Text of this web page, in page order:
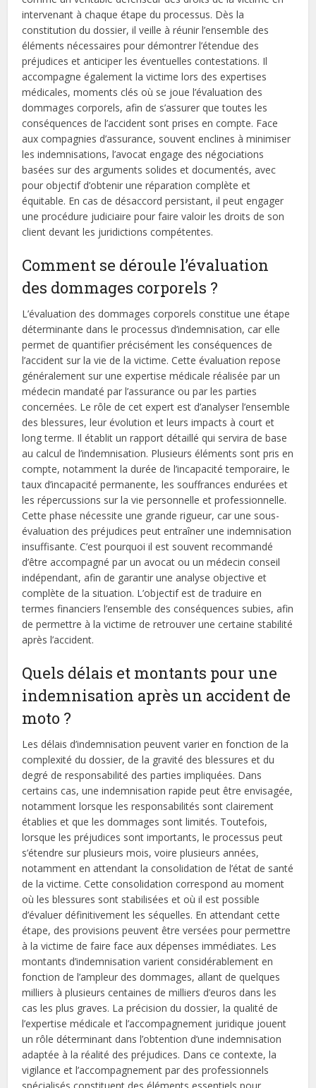
intervenant à chaque étape du processus. Dès la
constitution du dossier, il veille à réunir l’ensemble des
éléments nécessaires pour démontrer l’étendue des
préjudices et anticiper les éventuelles contestations. Il
accompagne également la victime lors des expertises
médicales, moments clés où se joue l’évaluation des
dommages corporels, afin de s’assurer que toutes les
conséquences de l’accident sont prises en compte. Face
aux compagnies d’assurance, souvent enclines à minimiser
les indemnisations, l’avocat engage des négociations
basées sur des arguments solides et documentés, avec
pour objectif d’obtenir une réparation complète et
équitable. En cas de désaccord persistant, il peut engager
une procédure judiciaire pour faire valoir les droits de son
client devant les juridictions compétentes.
Comment se déroule l’évaluation
des dommages corporels ?
L’évaluation des dommages corporels constitue une étape
déterminante dans le processus d’indemnisation, car elle
permet de quantifier précisément les conséquences de
l’accident sur la vie de la victime. Cette évaluation repose
généralement sur une expertise médicale réalisée par un
médecin mandaté par l’assurance ou par les parties
concernées. Le rôle de cet expert est d’analyser l’ensemble
des blessures, leur évolution et leurs impacts à court et
long terme. Il établit un rapport détaillé qui servira de base
au calcul de l’indemnisation. Plusieurs éléments sont pris en
compte, notamment la durée de l’incapacité temporaire, le
taux d’incapacité permanente, les souffrances endurées et
les répercussions sur la vie personnelle et professionnelle.
Cette phase nécessite une grande rigueur, car une sous-
évaluation des préjudices peut entraîner une indemnisation
insuffisante. C’est pourquoi il est souvent recommandé
d’être accompagné par un avocat ou un médecin conseil
indépendant, afin de garantir une analyse objective et
complète de la situation. L’objectif est de traduire en
termes financiers l’ensemble des conséquences subies, afin
de permettre à la victime de retrouver une certaine stabilité
après l’accident.
Quels délais et montants pour une
indemnisation après un accident de
moto ?
Les délais d’indemnisation peuvent varier en fonction de la
complexité du dossier, de la gravité des blessures et du
degré de responsabilité des parties impliquées. Dans
certains cas, une indemnisation rapide peut être envisagée,
notamment lorsque les responsabilités sont clairement
établies et que les dommages sont limités. Toutefois,
lorsque les préjudices sont importants, le processus peut
s’étendre sur plusieurs mois, voire plusieurs années,
notamment en attendant la consolidation de l’état de santé
de la victime. Cette consolidation correspond au moment
où les blessures sont stabilisées et où il est possible
d’évaluer définitivement les séquelles. En attendant cette
étape, des provisions peuvent être versées pour permettre
à la victime de faire face aux dépenses immédiates. Les
montants d’indemnisation varient considérablement en
fonction de l’ampleur des dommages, allant de quelques
milliers à plusieurs centaines de milliers d’euros dans les
cas les plus graves. La précision du dossier, la qualité de
l’expertise médicale et l’accompagnement juridique jouent
un rôle déterminant dans l’obtention d’une indemnisation
adaptée à la réalité des préjudices. Dans ce contexte, la
vigilance et l’accompagnement par des professionnels